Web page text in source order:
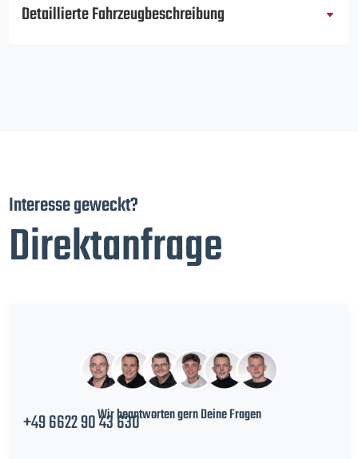
Detaillierte Fahrzeugbeschreibung
Interesse geweckt?
Direktanfrage
Wir beantworten gern Deine Fragen
+49 6622 90 43 630